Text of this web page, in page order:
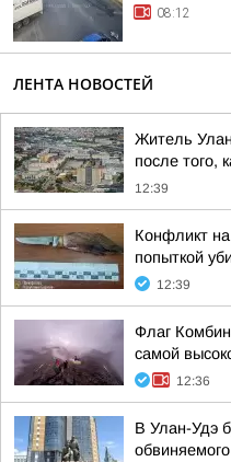
08:12
ЛЕНТА НОВОСТЕЙ
Житель
после того,
12:39
Конфликт
попыткой
12:39
Флаг
самой
12:36
В Улан-Удэ